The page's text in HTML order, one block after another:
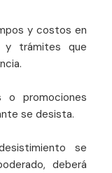
y costos en
y trámites que
o promociones
se desista.
se
deberá